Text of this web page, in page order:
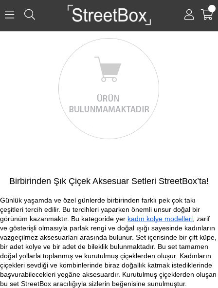
0
Birbirinden Şık Çiçek Aksesuar Setleri StreetBox’ta!
Günlük yaşamda ve özel günlerde birbirinden farklı pek çok takı
çeşitleri tercih edilir. Bu tercihleri yaparken önemli unsur doğal bir
görünüm kazanmaktır. Bu kategoride yer kadın kolye modelleri , zarif
ve gösterişli olmasıyla parlak rengi ve doğal ışığı sayesinde kadınların
vazgeçilmez aksesuarları arasında bulunur. Set içerisinde bir çift küpe,
bir adet kolye ve bir adet de bileklik bulunmaktadır. Bu set tamamen
doğal yollarla toplanmış ve kurutulmuş çiçeklerden oluşur. Kadınların
çiçekleri sevdiği ve kombinlerinde biraz doğallık katmak istediklerinde
başvurabilecekleri yegâne aksesuardır. Kurutulmuş çiçeklerden oluşan
bu set StreetBox aracılığıyla sizlerin beğenisine sunulmuştur.